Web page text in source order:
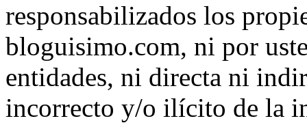
responsabilizados los
bloguisimo.com, ni por
entidades, ni directa ni
incorrecto y/o ilícito de la